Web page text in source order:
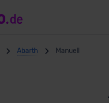
Abarth Manuell